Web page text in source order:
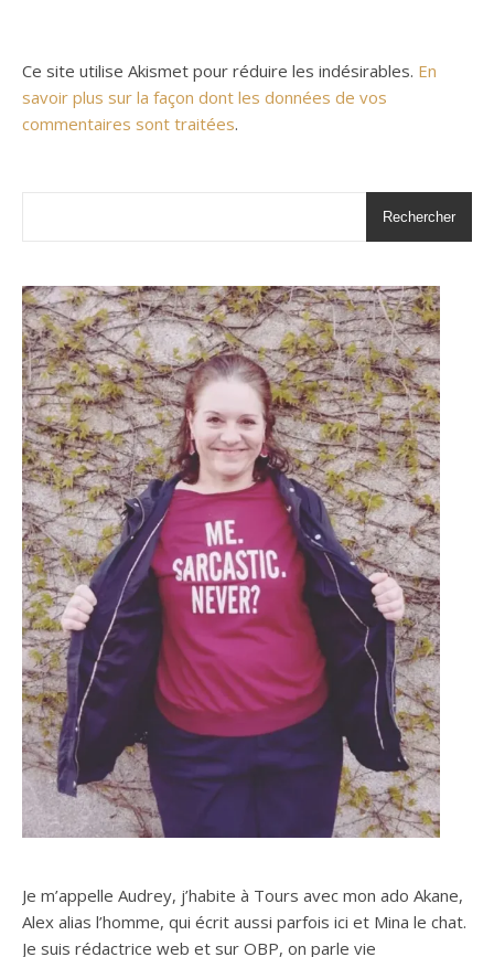
Ce site utilise Akismet pour réduire les indésirables. En
savoir plus sur la façon dont les données de vos
commentaires sont traitées.
Rechercher
Je m’appelle Audrey, j’habite à Tours avec mon ado Akane,
Alex alias l’homme, qui écrit aussi parfois ici et Mina le chat.
Je suis rédactrice web et sur OBP, on parle vie